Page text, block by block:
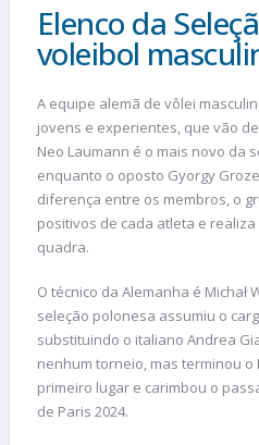
Elenco da
voleibol
A equipe alemã de vôlei
jovens e experientes, que vão
Neo Laumann é o mais novo da
enquanto o oposto Gyorgy
diferença entre os membros, o
positivos de cada atleta e
quadra.
O técnico da Alemanha é Michał
seleção polonesa assumiu o
substituindo o italiano Andrea
nenhum torneio, mas terminou o
primeiro lugar e carimbou o
de Paris 2024.